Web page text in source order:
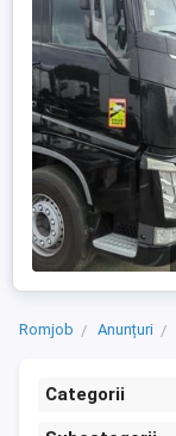
Romjob Anunțuri
Categorii